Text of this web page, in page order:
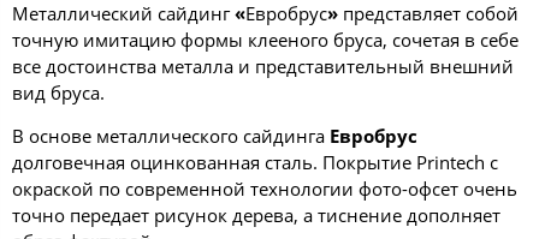
Металлический сайдинг«Евробрус» представляет собой
точную имитацию формы клееного бруса, сочетая в себе
все достоинства металла и представительный внешний
вид бруса.
В основе металлического сайдинга Евробрус
долговечная оцинкованная сталь. Покрытие Printech с
окраской по современной технологии фото-офсет очень
точно передает рисунок дерева, а тиснение дополняет